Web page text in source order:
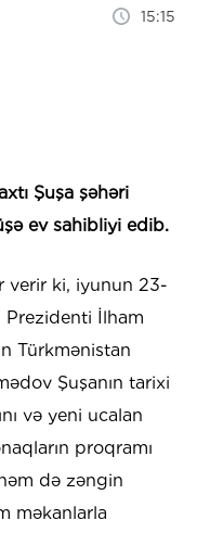
15:15
Şuşa şəhəri
ev sahibliyi edib.
verir ki, iyunun 23-
Prezidenti İlham
Türkmənistan
Şuşanın tarixi
və yeni ucalan
proqramı
də zəngin
məkanlarla